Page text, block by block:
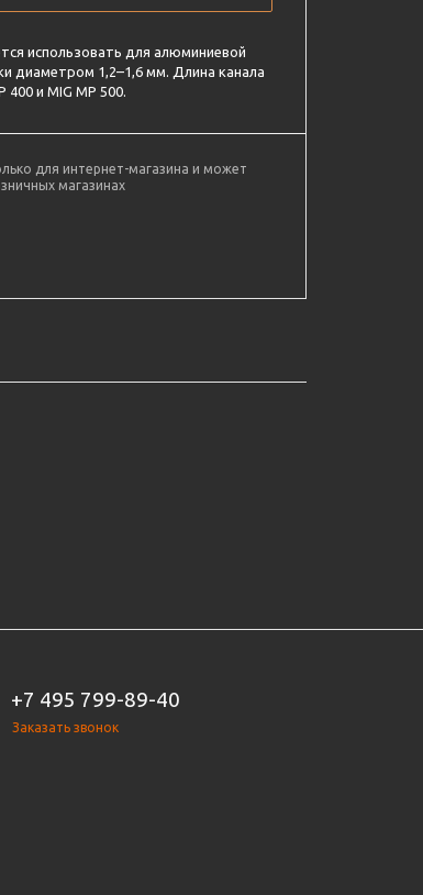
использовать для алюминиевой
диаметром 1,2–1,6 мм. Длина канала
400 и MIG MP 500.
для интернет-магазина и может
магазинах
+7 495 799-89-40
Заказать звонок